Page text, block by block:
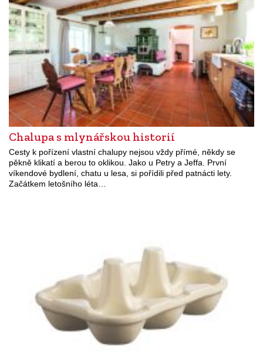
Chalupa s mlynářskou historií
Cesty k pořízení vlastní chalupy nejsou vždy přímé, někdy se
pěkně klikatí a berou to oklikou. Jako u Petry a Jeffa. První
víkendové bydlení, chatu u lesa, si pořídili před patnácti lety.
Začátkem letošního léta…